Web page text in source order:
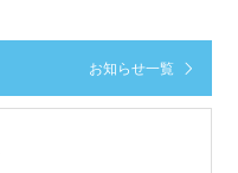
お知らせ一覧